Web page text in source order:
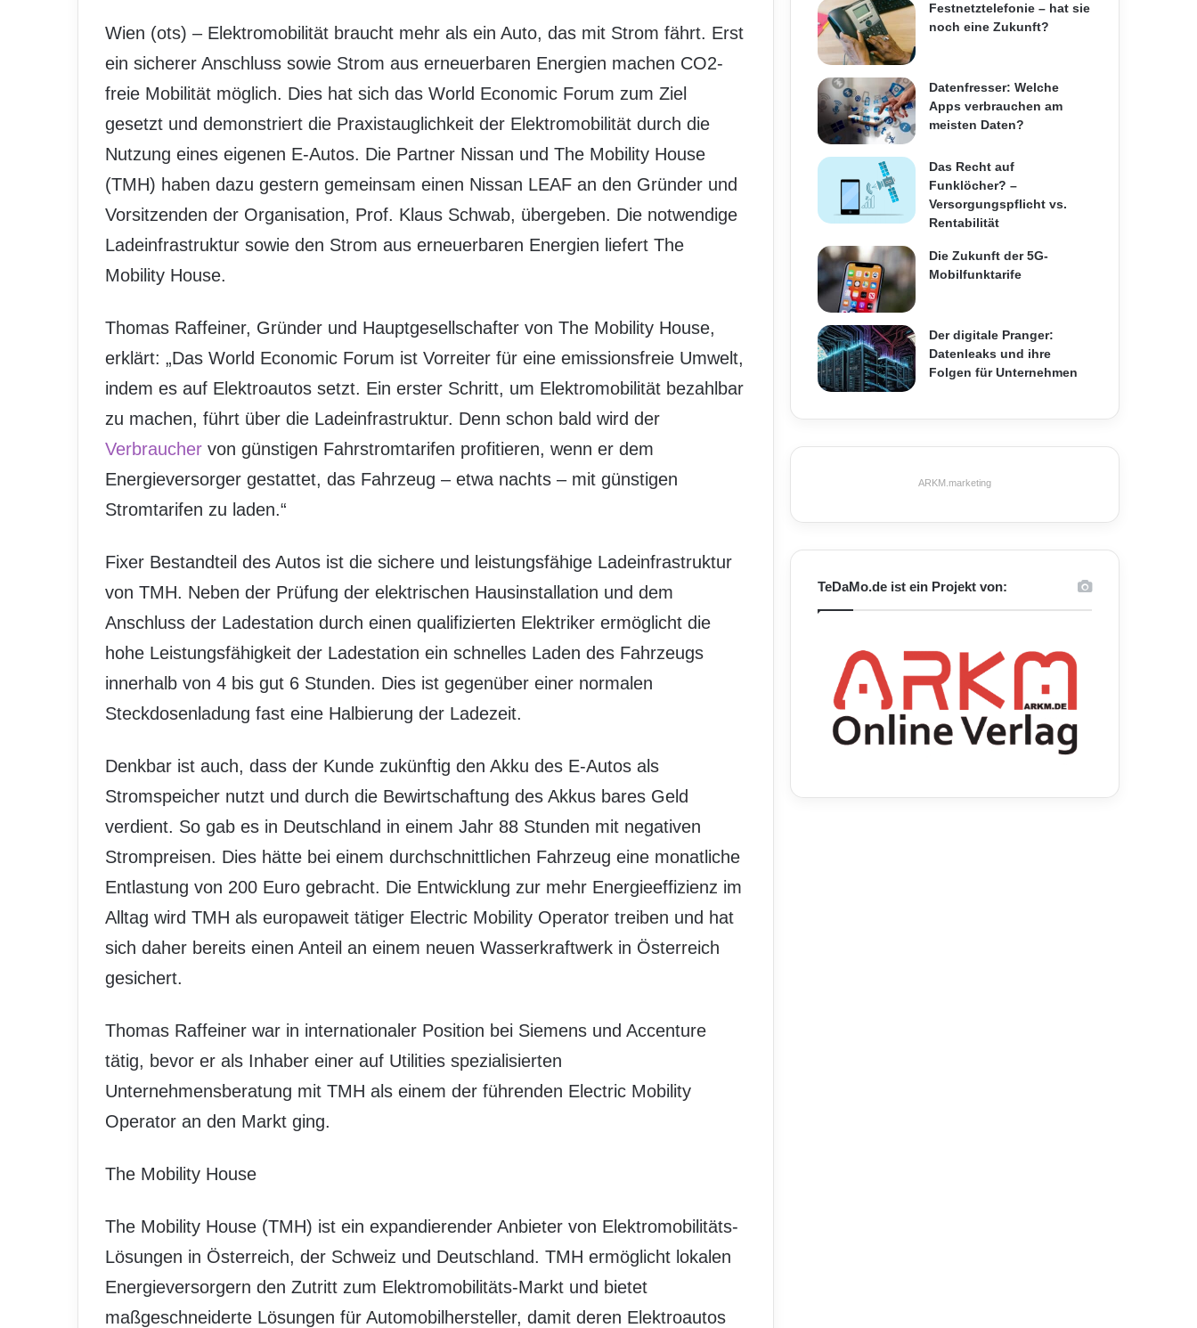
Wien (ots) – Elektromobilität braucht mehr als ein Auto, das mit Strom fährt. Erst
ein sicherer Anschluss sowie Strom aus erneuerbaren Energien machen CO2-
freie Mobilität möglich. Dies hat sich das World Economic Forum zum Ziel
gesetzt und demonstriert die Praxistauglichkeit der Elektromobilität durch die
Nutzung eines eigenen E-Autos. Die Partner Nissan und The Mobility House
(TMH) haben dazu gestern gemeinsam einen Nissan LEAF an den Gründer und
Vorsitzenden der Organisation, Prof. Klaus Schwab, übergeben. Die notwendige
Ladeinfrastruktur sowie den Strom aus erneuerbaren Energien liefert The
Mobility House.
Thomas Raffeiner, Gründer und Hauptgesellschafter von The Mobility House,
erklärt: „Das World Economic Forum ist Vorreiter für eine emissionsfreie Umwelt,
indem es auf Elektroautos setzt. Ein erster Schritt, um Elektromobilität bezahlbar
zu machen, führt über die Ladeinfrastruktur. Denn schon bald wird der
Verbraucher von günstigen Fahrstromtarifen profitieren, wenn er dem
Energieversorger gestattet, das Fahrzeug – etwa nachts – mit günstigen
Stromtarifen zu laden.“
Fixer Bestandteil des Autos ist die sichere und leistungsfähige Ladeinfrastruktur
von TMH. Neben der Prüfung der elektrischen Hausinstallation und dem
Anschluss der Ladestation durch einen qualifizierten Elektriker ermöglicht die
hohe Leistungsfähigkeit der Ladestation ein schnelles Laden des Fahrzeugs
innerhalb von 4 bis gut 6 Stunden. Dies ist gegenüber einer normalen
Steckdosenladung fast eine Halbierung der Ladezeit.
Denkbar ist auch, dass der Kunde zukünftig den Akku des E-Autos als
Stromspeicher nutzt und durch die Bewirtschaftung des Akkus bares Geld
verdient. So gab es in Deutschland in einem Jahr 88 Stunden mit negativen
Strompreisen. Dies hätte bei einem durchschnittlichen Fahrzeug eine monatliche
Entlastung von 200 Euro gebracht. Die Entwicklung zur mehr Energieeffizienz im
Alltag wird TMH als europaweit tätiger Electric Mobility Operator treiben und hat
sich daher bereits einen Anteil an einem neuen Wasserkraftwerk in Österreich
gesichert.
Thomas Raffeiner war in internationaler Position bei Siemens und Accenture
tätig, bevor er als Inhaber einer auf Utilities spezialisierten
Unternehmensberatung mit TMH als einem der führenden Electric Mobility
Operator an den Markt ging.
The Mobility House
The Mobility House (TMH) ist ein expandierender Anbieter von Elektromobilitäts-
Lösungen in Österreich, der Schweiz und Deutschland. TMH ermöglicht lokalen
Energieversorgern den Zutritt zum Elektromobilitäts-Markt und bietet
maßgeschneiderte Lösungen für Automobilhersteller, damit deren Elektroautos
Festnetztelefonie – hat sie
noch eine Zukunft?
Datenfresser: Welche
Apps verbrauchen am
meisten Daten?
Das Recht auf
Funklöcher? –
Versorgungspflicht vs.
Rentabilität
Die Zukunft der 5G-
Mobilfunktarife
Der digitale Pranger:
Datenleaks und ihre
Folgen für Unternehmen
ARKM.marketing
TeDaMo.de ist ein Projekt von: